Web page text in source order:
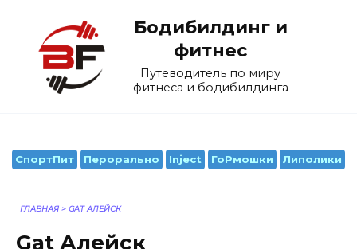
содержанию
Бодибилдинг и
фитнес
Путеводитель по миру
фитнеса и бодибилдинга
СпортПит Перорально Inject ГоРмошки Липолики
ГЛАВНАЯ > GAT АЛЕЙСК
Gat Алейск